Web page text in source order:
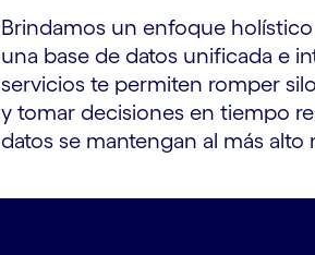
Brindamos un enfoque
una base de datos unificada e
servicios te permiten romper
y tomar decisiones en tiempo
datos se mantengan al más alto